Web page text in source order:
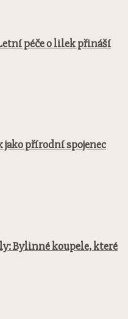
péče o lilek přináší
přírodní spojenec
Bylinné koupele, které